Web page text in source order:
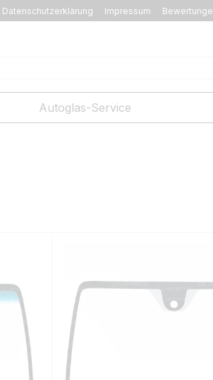
Datenschutzerklärung Impressum
Autoglas-Service